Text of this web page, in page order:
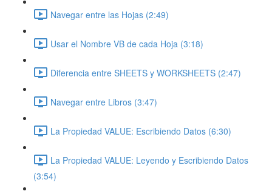
Navegar entre las Hojas (2:49)
Usar el Nombre VB de cada Hoja (3:18)
Diferencia entre SHEETS y WORKSHEETS (2:47)
Navegar entre Libros (3:47)
La Propiedad VALUE: Escribiendo Datos (6:30)
La Propiedad VALUE: Leyendo y Escribiendo Datos
(3:54)